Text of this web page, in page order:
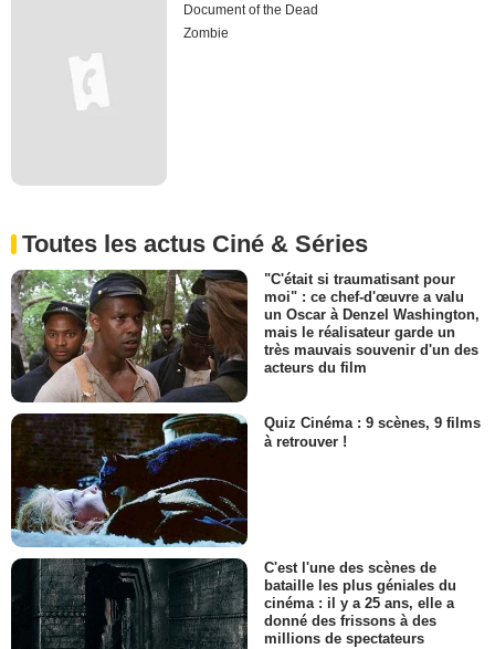
Document of the Dead
Zombie
Toutes les actus Ciné & Séries
"C'était si traumatisant pour
moi" : ce chef-d'œuvre a valu
un Oscar à Denzel Washington,
mais le réalisateur garde un
très mauvais souvenir d'un des
acteurs du film
Quiz Cinéma : 9 scènes, 9 films
à retrouver !
C'est l'une des scènes de
bataille les plus géniales du
cinéma : il y a 25 ans, elle a
donné des frissons à des
millions de spectateurs